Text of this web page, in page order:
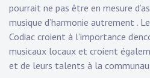
pourrait ne pas être en mesure
musique d’harmonie autrement .
Codiac croient à l’importance
musicaux locaux et croient
et de leurs talents à la